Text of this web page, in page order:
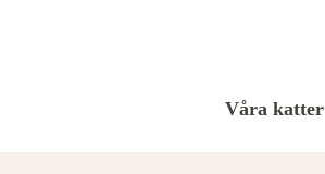
Våra katter